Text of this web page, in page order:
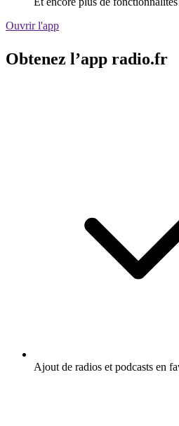
Ouvrir l'app
Obtenez l’app
Ajout de radios et podcasts en